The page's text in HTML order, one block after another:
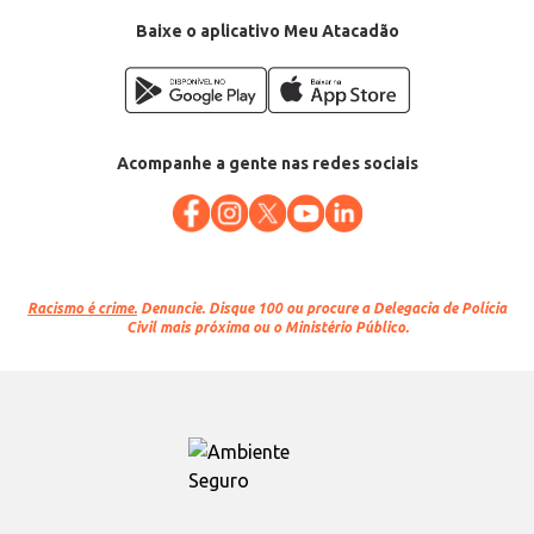
Baixe o aplicativo Meu Atacadão
Acompanhe a gente nas redes sociais
Racismo é crime. Denuncie. Disque 100 ou procure a Delegacia de Polícia
Civil mais próxima ou o Ministério Público.